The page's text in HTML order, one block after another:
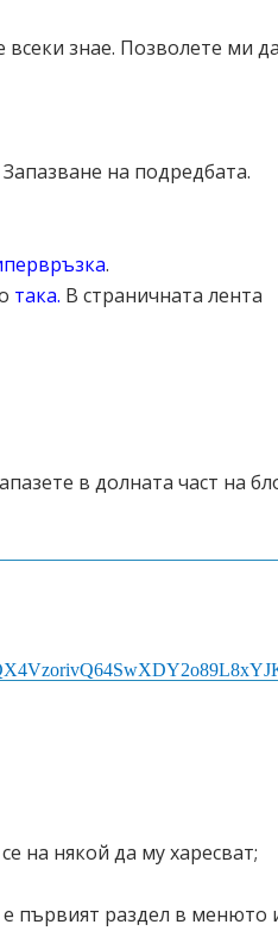
знае. Позволете ми да
на подредбата.
.
така. В страничната лента
в долната част на
на някой да му харесват;
първият раздел в менюто